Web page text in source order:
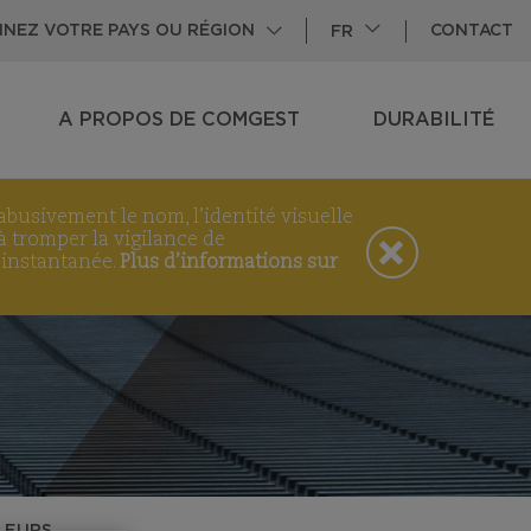
CONTACT
VOTRE PAYS OU RÉGION FR
VIEW
A PROPOS DE COMGEST
SUBPAGES VIEW
DURABILITÉ
SUBPAGES
le nom, l’identité visuelle
tromper la vigilance de
Plus d’informations sur